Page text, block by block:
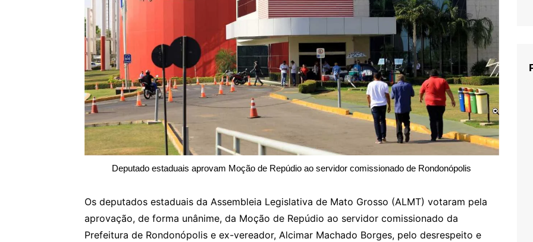
Deputado estaduais aprovam Moção de Repúdio ao servidor comissionado de Rondonópolis
Os deputados estaduais da Assembleia Legislativa de Mato Grosso (ALMT) votaram pela
aprovação, de forma unânime, da Moção de Repúdio ao servidor comissionado da
Prefeitura de Rondonópolis e ex-vereador, Alcimar Machado Borges, pelo desrespeito e